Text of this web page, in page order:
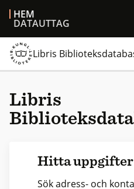
HEM
DATAUTTAG
Libris
Libris
Hitta
Sök adress- och